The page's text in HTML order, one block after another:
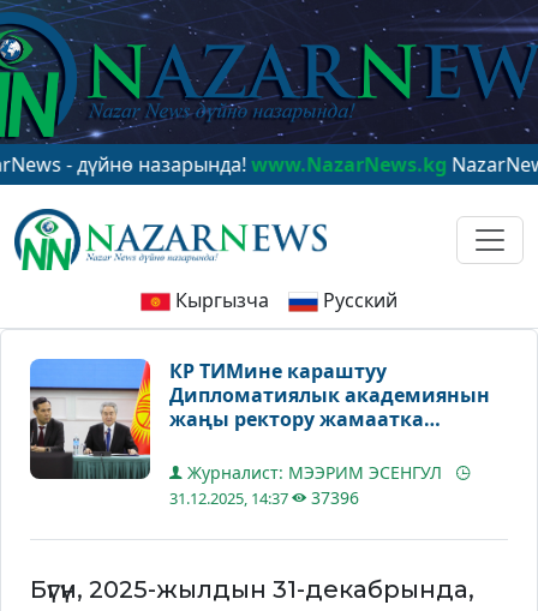
назарында!www.NazarNews.kgNazarNews - в
Кыргызча Русский
КР ТИМине караштуу
Дипломатиялык академиянын
жаңы ректору жамаатка
Журналист: МЭЭРИМ ЭСЕНГУЛ
31.12.2025, 14:37 37396
Бүгүн, 2025-жылдын 31-декабрында,